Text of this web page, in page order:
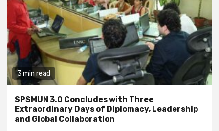
3 min read
SPSMUN 3.0 Concludes with Three
Extraordinary Days of Diplomacy, Leadership
and Global Collaboration